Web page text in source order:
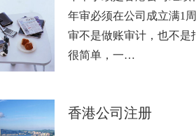
年审必须在公司成立满1
审不是做账审计，也不是
很简单，一…
香港公司注册